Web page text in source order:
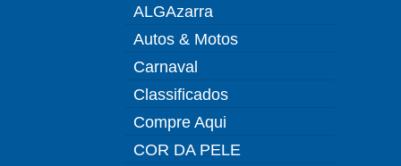
ALGAzarra
Autos & Motos
Carnaval
Classificados
Compre Aqui
COR DA PELE